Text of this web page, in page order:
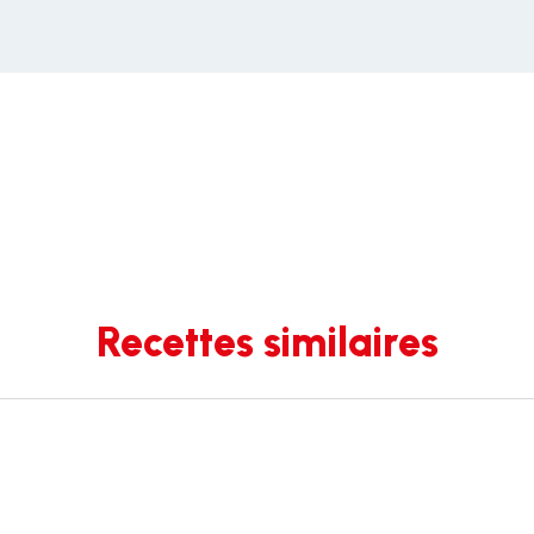
Recettes similaires